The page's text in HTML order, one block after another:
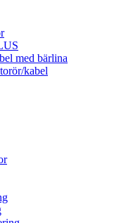
med bärlina
kabel